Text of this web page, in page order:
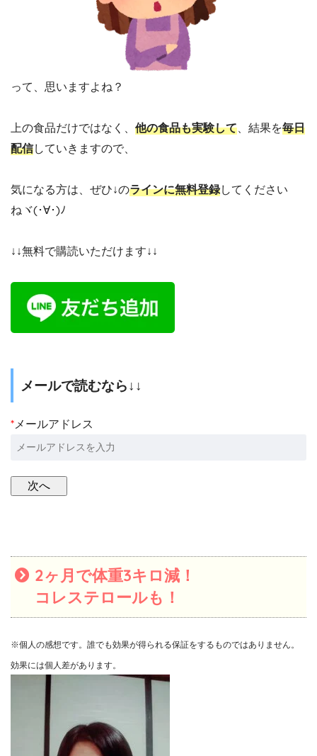
って、思いますよね？
上の食品だけではなく、 他の食品も実験して 、結果を毎日
配信していきますので、
気になる方は、ぜひ↓のラインに無料登録してください
ねヾ(･∀･)ﾉ
↓↓無料で購読いただけます↓↓
メールで読むなら↓↓
* メールアドレス
2ヶ月で体重3キロ減！
コレステロールも！
※個人の感想です。誰でも効果が得られる保証をするものではありません。
効果には個人差があります。